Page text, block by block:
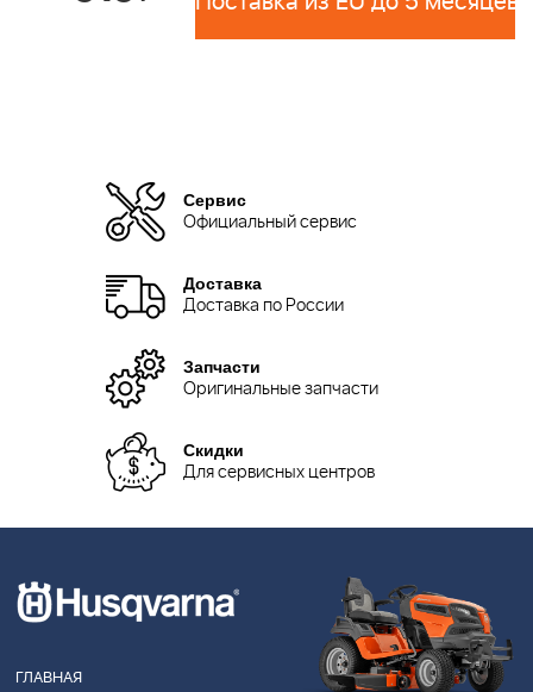
Сервис
Официальный сервис
Доставка
Доставка по России
Запчасти
Оригинальные запчасти
Скидки
Для сервисных центров
ГЛАВНАЯ